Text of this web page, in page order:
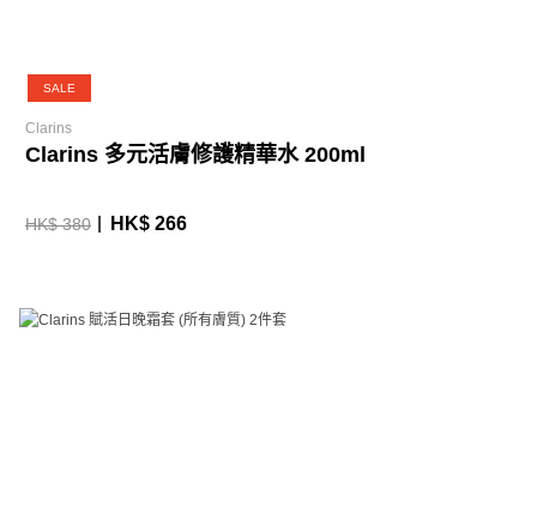
SALE
Clarins
Clarins 多元活膚修護精華水 200ml
HK$ 380 HK$ 266